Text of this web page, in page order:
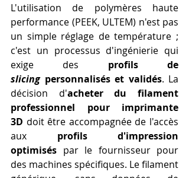
L'utilisation de polymères haute
performance (PEEK, ULTEM) n'est pas
un simple réglage de température ;
c'est un processus d'ingénierie qui
exige des
slicing personnalisés et validés. La
décision d'acheter du filament
professionnel pour imprimante
3D doit être accompagnée de l'accès
aux profils d'impression
optimisés par le fournisseur pour
des machines spécifiques. Le filament